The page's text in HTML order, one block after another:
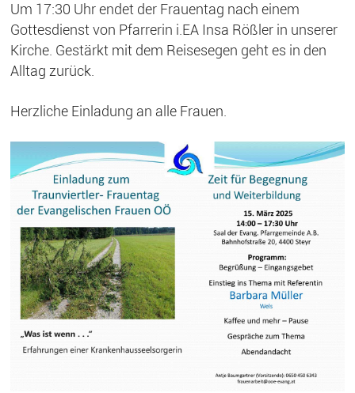
Um 17:30 Uhr endet der Frauentag nach einem
Gottesdienst von Pfarrerin i.EA Insa Rößler in unserer
Kirche. Gestärkt mit dem Reisesegen geht es in den
Alltag zurück.
Herzliche Einladung an alle Frauen.